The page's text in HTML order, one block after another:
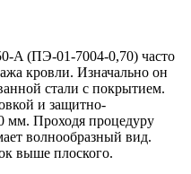
A (ПЭ-01-7004-0,70) часто
кровли. Изначально он
стали с покрытием.
и защитно-
мм. Проходя процедуру
волнообразный вид.
выше плоского.